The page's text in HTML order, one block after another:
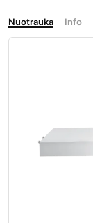
Nuotrauka Info